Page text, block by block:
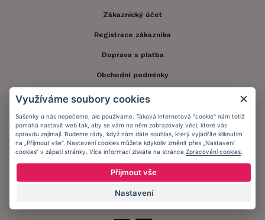
Zákaznický účet
Registrace zákazníka
Doprava a platba
Obchodní podmínky
Ochrana osobních údajů
Informační memorandum
Zůstaňte s námi v kontaktu.
Využíváme soubory cookies
Sušenky u nás nepečeme, ale používáme. Taková internetová "cookie" nám totiž
pomáhá nastavit web tak, aby se vám na něm zobrazovaly věci, které vás
opravdu zajímají. Budeme rády, když nám dáte souhlas, který vyjádříte kliknutím
na „Přijmout vše“. Nastavení cookies můžete kdykoliv změnit přes „Nastavení
cookies“ v zápatí stránky. Více informací získáte na stránce Zpracování cookies
Přijmout vše
Nastavení